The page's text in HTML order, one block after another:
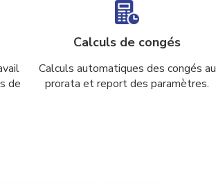
de
Calculs de congés
Calculs automatiques des congés au
prorata et report des paramètres.